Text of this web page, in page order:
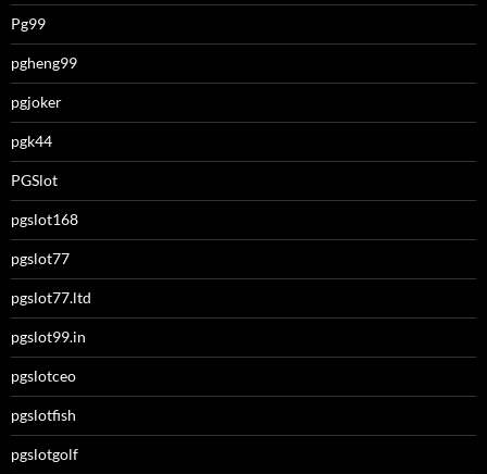
Pg99
pgheng99
pgjoker
pgk44
PGSlot
pgslot168
pgslot77
pgslot77.ltd
pgslot99.in
pgslotceo
pgslotfish
pgslotgolf